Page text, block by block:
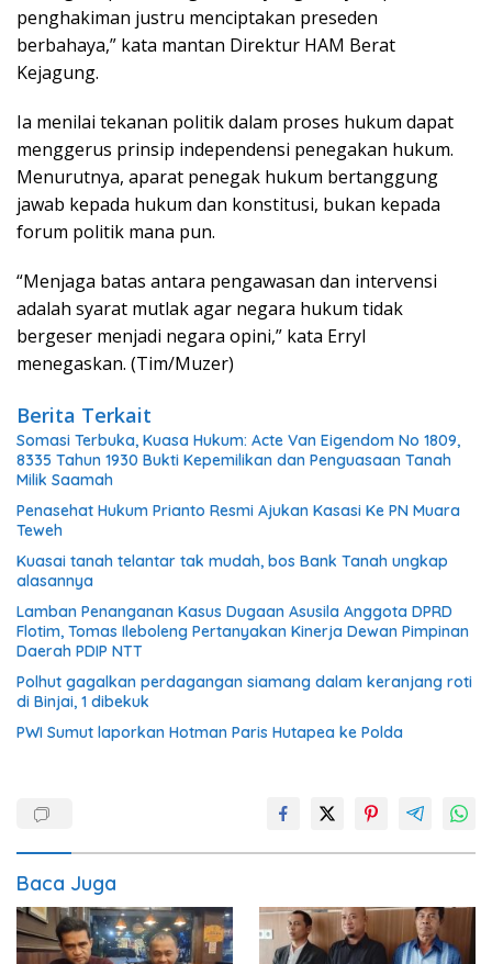
penghakiman justru menciptakan preseden
berbahaya,” kata mantan Direktur HAM Berat
Kejagung.
Ia menilai tekanan politik dalam proses hukum dapat
menggerus prinsip independensi penegakan hukum.
Menurutnya, aparat penegak hukum bertanggung
jawab kepada hukum dan konstitusi, bukan kepada
forum politik mana pun.
“Menjaga batas antara pengawasan dan intervensi
adalah syarat mutlak agar negara hukum tidak
bergeser menjadi negara opini,” kata Erryl
menegaskan. (Tim/Muzer)
Berita Terkait
Somasi Terbuka, Kuasa Hukum: Acte Van Eigendom No 1809,
8335 Tahun 1930 Bukti Kepemilikan dan Penguasaan Tanah
Milik Saamah
Penasehat Hukum Prianto Resmi Ajukan Kasasi Ke PN Muara
Teweh
Kuasai tanah telantar tak mudah, bos Bank Tanah ungkap
alasannya
Lamban Penanganan Kasus Dugaan Asusila Anggota DPRD
Flotim, Tomas Ileboleng Pertanyakan Kinerja Dewan Pimpinan
Daerah PDIP NTT
Polhut gagalkan perdagangan siamang dalam keranjang roti
di Binjai, 1 dibekuk
PWI Sumut laporkan Hotman Paris Hutapea ke Polda
Baca Juga